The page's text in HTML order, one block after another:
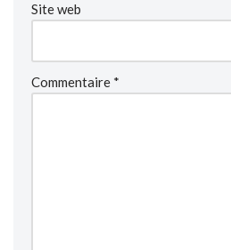
Site web
Commentaire *